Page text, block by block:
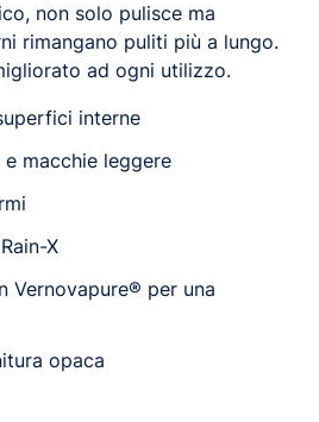
non solo pulisce ma
rimangano puliti più a lungo.
ad ogni utilizzo.
interne
macchie leggere
X
Vernovapure® per una
opaca